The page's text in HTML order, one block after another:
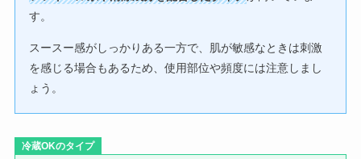
す。
スースー感がしっかりある一方で、肌が敏感なときは刺激
を感じる場合もあるため、使用部位や頻度には注意しまし
ょう。
冷蔵OKのタイプ